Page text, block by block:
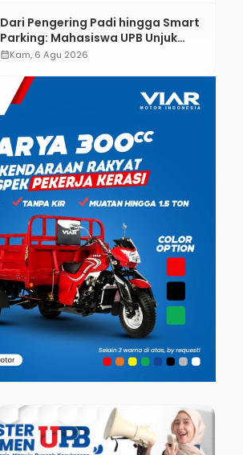
Dari Pengering Padi hingga Smart
Parking: Mahasiswa UPB Unjuk
Gigi Lewat Pameran CODEX 2
calendar_monthKam, 6 Agu 2026